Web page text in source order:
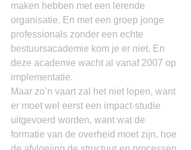
maken hebben met een lerende
organisatie. En met een groep jonge
professionals zonder een echte
bestuursacademie kom je er niet. En
deze academie wacht al vanaf 2007 op
implementatie.
Maar zo’n vaart zal het niet lopen, want
er moet wel eerst een impact-studie
uitgevoerd worden, want wat de
formatie van de overheid moet zijn, hoe